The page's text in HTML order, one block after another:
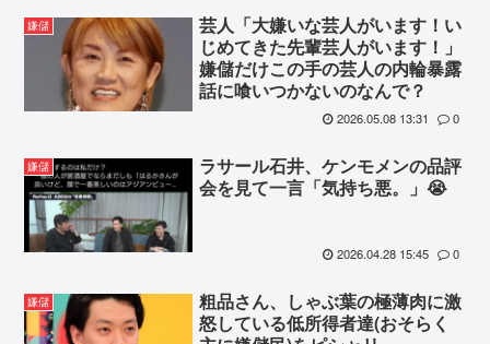
嫌儲
芸人「大嫌いな芸人がいます！い
じめてきた先輩芸人がいます！」
嫌儲だけこの手の芸人の内輪暴露
話に喰いつかないのなんで？
2026.05.08 13:31 0
嫌儲
ラサール石井、ケンモメンの品評
会を見て一言「気持ち悪。」😭
2026.04.28 15:45 0
嫌儲
粗品さん、しゃぶ葉の極薄肉に激
怒している低所得者達(おそらく